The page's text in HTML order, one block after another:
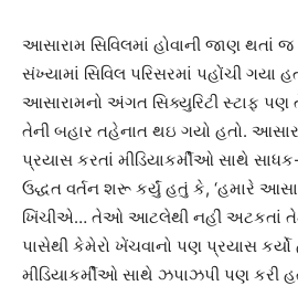
આસારામ સિવિલમાં હોવાની જાણ થતાં જ
સંખ્યામાં સિવિલ પરિસરમાં પહોંચી ગયા
આસારામનો અંગત સિક્યુરિટી સ્ટાફ
તેની બહાર તહેનાત થઇ ગયો હતો.
પ્રયાસ કરતાં મીડિયાકર્મીઓ સાથે
ઉદ્ધત વર્તન શરૂ કર્યું હતું કે, ‘હમારે
ખિંચીએ… તેઓ આટલેથી નહીં અટકતાં
પાસેથી કેમેરો ખેંચવાનો પણ પ્રયાસ
મીડિયાકર્મીઓ સાથે ઝપાઝપી પણ કરી